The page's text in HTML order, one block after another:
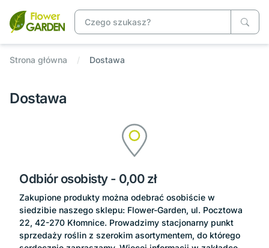
Strona główna Dostawa
Dostawa
Odbiór osobisty- 0,00 zł
Zakupione produkty można odebrać osobiście w
siedzibie naszego sklepu: Flower-Garden, ul. Pocztowa
22, 42-270 Kłomnice. Prowadzimy stacjonarny punkt
sprzedaży roślin z szerokim asortymentem, do którego